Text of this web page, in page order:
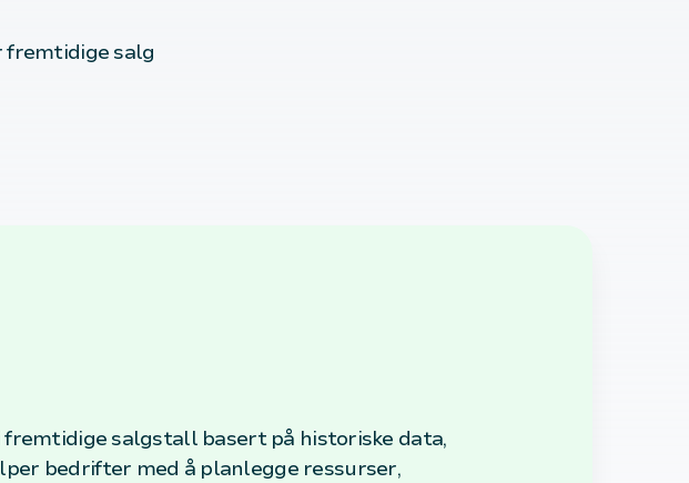
fremtidige salg
salgstall basert på historiske data,
bedrifter med å planlegge ressurser,